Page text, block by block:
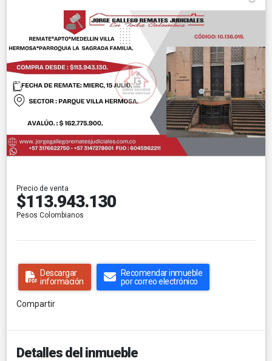
Precio de venta
$113.943.130
Pesos Colombianos
Descargar
información
Recomendar inmueble
por correo electrónico
Compartir
Detalles del inmueble